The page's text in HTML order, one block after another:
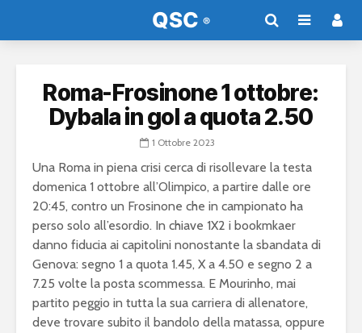
Roma-Frosinone 1 ottobre:
Dybala in gol a quota 2.50
1 Ottobre 2023
Una Roma in piena crisi cerca di risollevare la testa
domenica 1 ottobre all’Olimpico, a partire dalle ore
20:45, contro un Frosinone che in campionato ha
perso solo all’esordio. In chiave 1X2 i bookmkaer
danno fiducia ai capitolini nonostante la sbandata di
Genova: segno 1 a quota 1.45, X a 4.50 e segno 2 a
7.25 volte la posta scommessa. E Mourinho, mai
partito peggio in tutta la sua carriera di allenatore,
deve trovare subito il bandolo della matassa, oppure